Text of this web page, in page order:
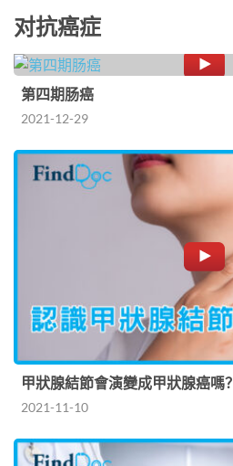
对抗癌症
第四期肠癌
2021-12-29
甲狀腺結節會演變成甲狀腺癌嗎？
2021-11-10